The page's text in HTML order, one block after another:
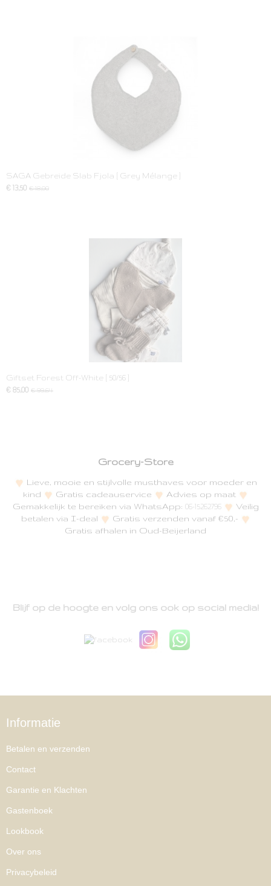
SAGA Gebreide Slab Fjola [ Grey Mélange ]
€ 13,50 € 18,00
Giftset Forest Off-White [ 50/56 ]
€ 85,00 € 99,64
Grocery-Store
Lieve, mooie en stijlvolle musthaves voor moeder en
kind
Gratis cadeauservice
Advies op maat
Gemakkelijk te bereiken via WhatsApp: 06-15262796
Veilig
betalen via I-deal
Gratis verzenden vanaf €50,-
Gratis afhalen in Oud-Beijerland
Blijf op de hoogte en volg ons ook op social media!
Informatie
Betalen en verzenden
Contact
Garantie en Klachten
Gastenboek
Lookbook
Over ons
Privacybeleid